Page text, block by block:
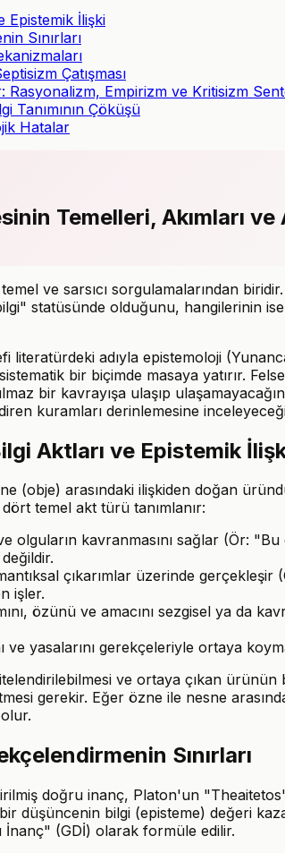
Epistemik İlişki
Sınırları
Çatışması
Rasyonalizm, Empirizm ve Kritisizm
Tanımının Çöküşü
Hatalar
Temelleri, Akımları ve
ve sarsıcı sorgulamalarından
statüsünde olduğunu, hangilerinin
literatürdeki adıyla epistemoloji
sistematik bir biçimde masaya
bir kavrayışa ulaşıp
kuramları derinlemesine
Aktları ve Epistemik
(obje) arasındaki ilişkiden doğan
temel akt türü tanımlanır:
olguların kavranmasını sağlar (Ör:
çıkarımlar üzerinde
işler.
özünü ve amacını sezgisel ya da
ve yasalarını gerekçeleriyle ortaya
ve ortaya çıkan
gerekir. Eğer özne ile nesne
Sınırları
doğru inanç, Platon'un
düşüncenin bilgi (episteme) değeri
(GDİ) olarak formüle edilir.